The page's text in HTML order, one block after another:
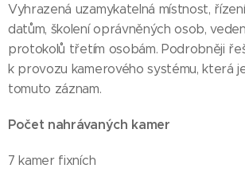
Vyhrazená uzamykatelná místnost,
datům, školení oprávněných osob,
protokolů třetím osobám. Podrobněji
k provozu kamerového systému, která
tomuto záznam.
Počet nahrávaných kamer
7 kamer fixních